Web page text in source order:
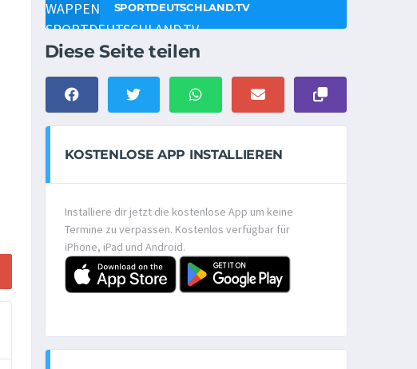
SPORTDEUTSCHLAND.TV
Diese Seite teilen
KOSTENLOSE APP INSTALLIEREN
Installiere dir jetzt die kostenlose App um keine
Termine zu verpassen. Kostenlos verfügbar für
iPhone, iPad und Android.